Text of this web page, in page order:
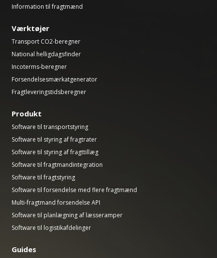
Information til fragtmænd
Værktøjer
Transport CO2-beregner
National helligdagsfinder
Incoterms-beregner
Forsendelsesmærkatgenerator
Fragtleveringstidsberegner
Produkt
Software til transportstyring
Software til styring af fragtrater
Software til styring af fragttillæg
Software til fragtmandintegration
Software til fragtstyring
Software til forsendelse med flere fragtmænd
Multi-fragtmand forsendelse API
Software til planlægning af læsseramper
Software til logistikafdelinger
Guides